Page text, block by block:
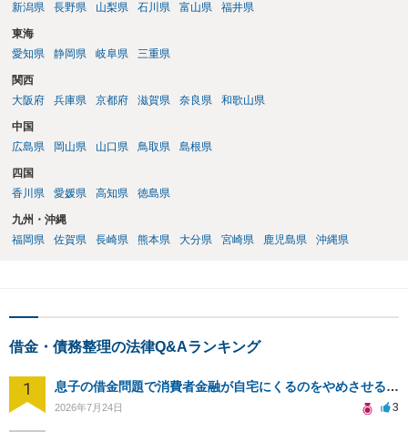
新潟県
長野県 山梨県 石川県 富山県 福井県
東海
愛知県
静岡県 岐阜県 三重県
関西
大阪府
兵庫県 京都府 滋賀県 奈良県 和歌山県
中国
広島県
岡山県 山口県 鳥取県 島根県
四国
香川県
愛媛県 高知県 徳島県
九州・沖縄
福岡県
佐賀県 長崎県 熊本県 大分県 宮崎県 鹿児島県 沖縄県
借金・債務整理の法律Q&Aランキング
1 息子の借金問題で消費者金融が自宅にくるのをやめさせる方法はないですか？
2026年7月24日 3